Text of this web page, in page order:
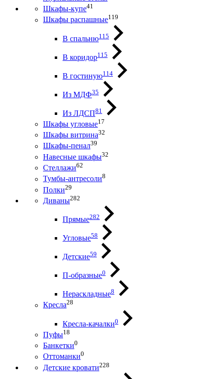
Шкафы-купе41
Шкафы распашные119
В спальню115
В коридор115
В гостиную114
Из МДФ35
Из ЛДСП81
Шкафы угловые17
Шкафы витрина32
Шкафы-пенал39
Навесные шкафы32
Стеллажи62
Тумбы-антресоли8
Полки29
Диваны282
Прямые282
Угловые58
Детские59
П-образные0
Нераскладные8
Кресла28
Кресла-качалки0
Пуфы18
Банкетки0
Оттоманки0
Детские кровати228